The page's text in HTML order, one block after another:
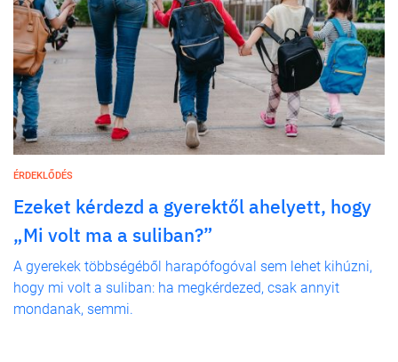
ÉRDEKLŐDÉS
Ezeket kérdezd a gyerektől ahelyett, hogy
„Mi volt ma a suliban?”
A gyerekek többségéből harapófogóval sem lehet kihúzni,
hogy mi volt a suliban: ha megkérdezed, csak annyit
mondanak, semmi.